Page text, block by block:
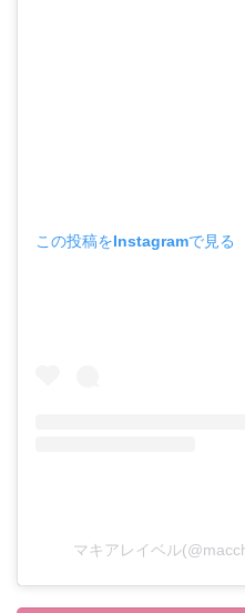
この投稿をInstagramで見る
マキアレイベル